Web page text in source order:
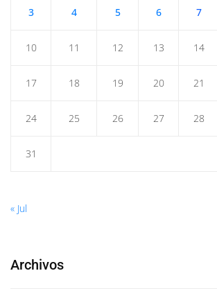
3 4 5 6 7
10 11 12 13 14
17 18 19 20 21
24 25 26 27 28
31
« Jul
Archivos